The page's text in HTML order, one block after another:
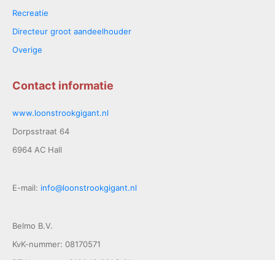
Recreatie
Directeur groot aandeelhouder
Overige
Contact informatie
www.loonstrookgigant.nl
Dorpsstraat 64
6964 AC Hall
E-mail: info@loonstrookgigant.nl
Belmo B.V.
KvK-nummer: 08170571